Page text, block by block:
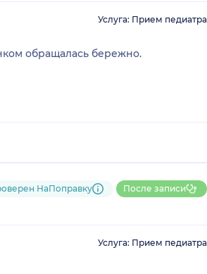
Услуга: Прием педиатра
обращалась бережно.
НаПоправку После записи
Услуга: Прием педиатра